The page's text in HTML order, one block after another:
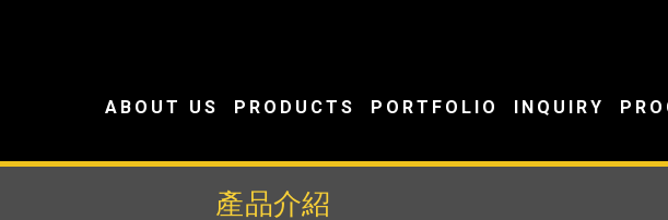
ABOUT US PRODUCTS PORTFOLIO INQUIRY
產品介紹